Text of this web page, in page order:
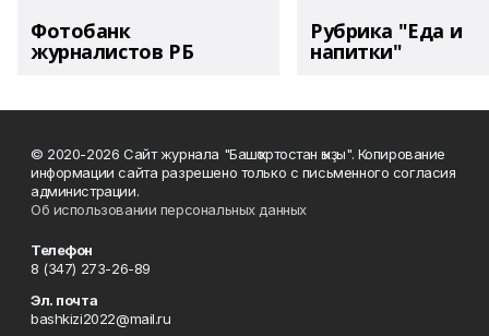
Фотобанк
журналистов РБ
Рубрика "Еда и
напитки"
© 2020-2026 Сайт журнала "Башҡортостан ҡыҙы". Копирование
информации сайта разрешено только с письменного согласия
администрации.
Об использовании персональных данных
Телефон
8 (347) 273-26-89
Эл. почта
bashkizi2022@mail.ru